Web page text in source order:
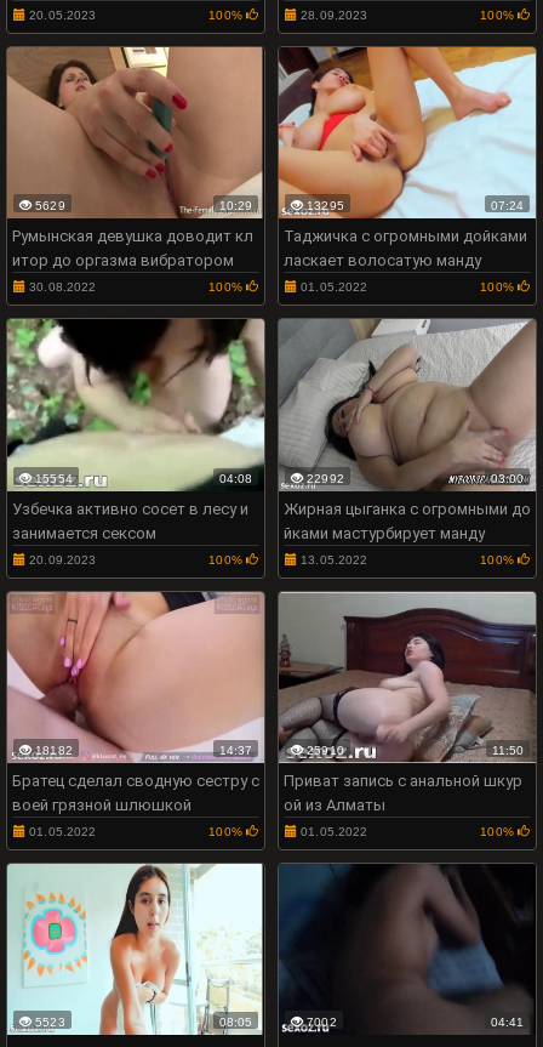
20.05.2023 100% 28.09.2023 100%
5629 10:29
Румынская девушка доводит кл
итор до оргазма вибратором
30.08.2022 100%
13295 07:24
Таджичка с огромными дойками
ласкает волосатую манду
01.05.2022 100%
15554 04:08
Узбечка активно сосет в лесу и
занимается сексом
20.09.2023 100%
22992 03:00
Жирная цыганка с огромными до
йками мастурбирует манду
13.05.2022 100%
18182 14:37
Братец сделал сводную сестру с
воей грязной шлюшкой
01.05.2022 100%
25910 11:50
Приват запись с анальной шкур
ой из Алматы
01.05.2022 100%
5523 08:05 7002 04:41